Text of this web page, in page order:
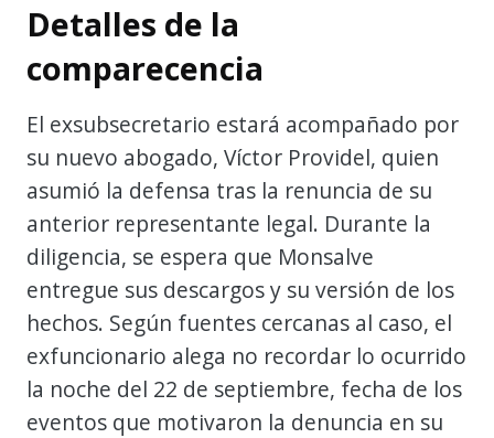
Detalles de la
comparecencia
El exsubsecretario estará acompañado por
su nuevo abogado, Víctor Providel, quien
asumió la defensa tras la renuncia de su
anterior representante legal. Durante la
diligencia, se espera que Monsalve
entregue sus descargos y su versión de los
hechos. Según fuentes cercanas al caso, el
exfuncionario alega no recordar lo ocurrido
la noche del 22 de septiembre, fecha de los
eventos que motivaron la denuncia en su